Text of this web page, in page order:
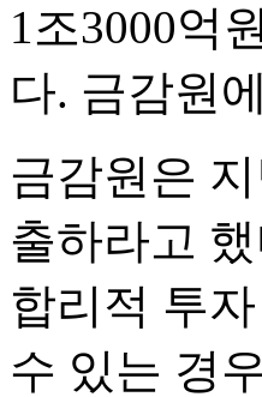
1조3000억
다. 금감원
금감원은
출하라고
합리적 투
수 있는 경